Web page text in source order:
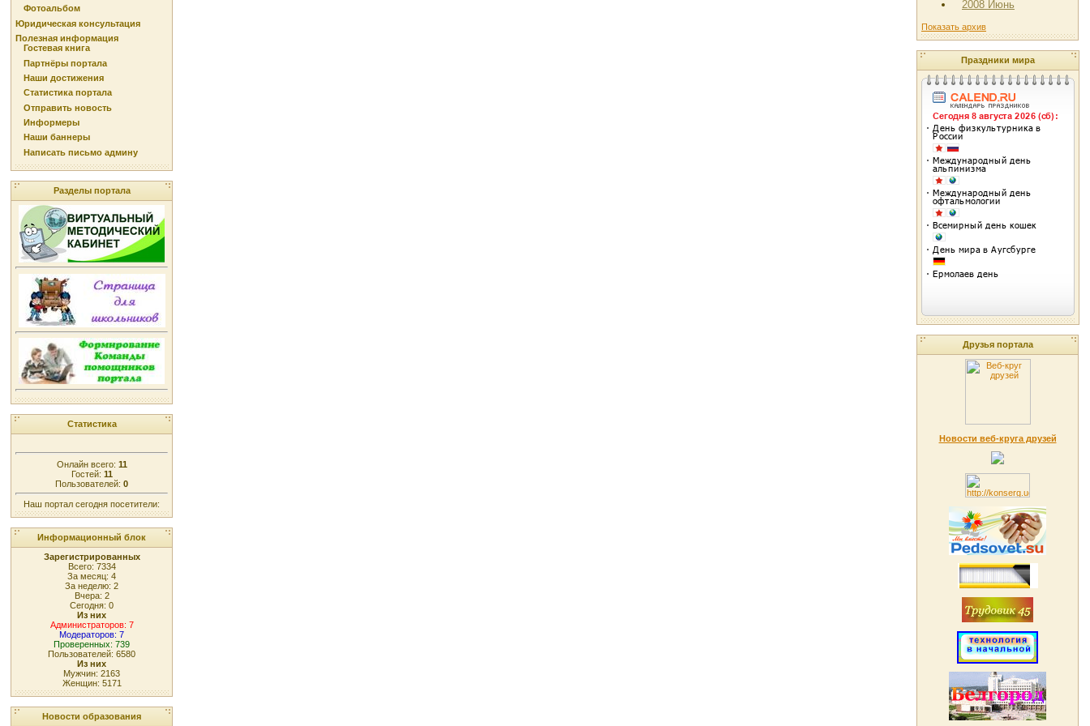
Фотоальбом
Юридическая консультация
Полезная информация
Гостевая книга
Партнёры портала
Наши достижения
Статистика портала
Отправить новость
Информеры
Наши баннеры
Написать письмо админу
Разделы портала
Статистика
Онлайн всего: 11
Гостей: 11
Пользователей: 0
Наш портал сегодня посетители:
Информационный блок
Зарегистрированных
Всего: 7334
За месяц: 4
За неделю: 2
Вчера: 2
Сегодня: 0
Из них
Администраторов: 7
Модераторов: 7
Проверенных: 739
Пользователей: 6580
Из них
Мужчин: 2163
Женщин: 5171
Новости образования
2008 Июнь
Показать архив
Праздники мира
Друзья портала
Новости веб-круга друзей